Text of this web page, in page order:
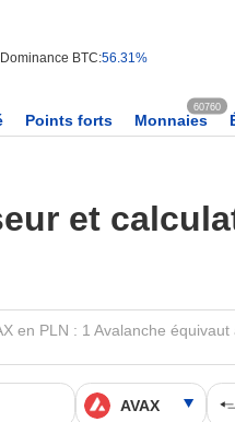
Dominance BTC:56.31%
Points forts Monnaies
60760
et
en PLN : 1 Avalanche